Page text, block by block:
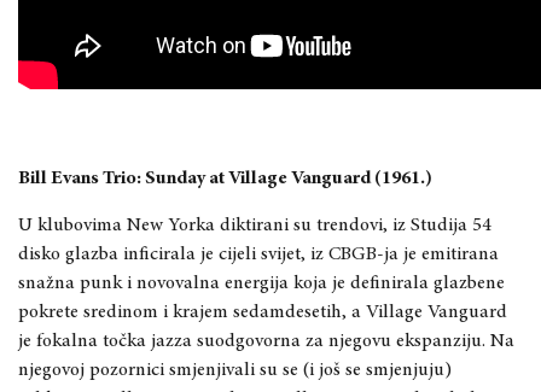
Bill Evans Trio: Sunday at Village Vanguard (1961.)
U klubovima New Yorka diktirani su trendovi, iz Studija 54
disko glazba inficirala je cijeli svijet, iz CBGB-ja je emitirana
snažna punk i novovalna energija koja je definirala glazbene
pokrete sredinom i krajem sedamdesetih, a Village Vanguard
je fokalna točka jazza suodgovorna za njegovu ekspanziju. Na
njegovoj pozornici smjenjivali su se (i još se smjenjuju)